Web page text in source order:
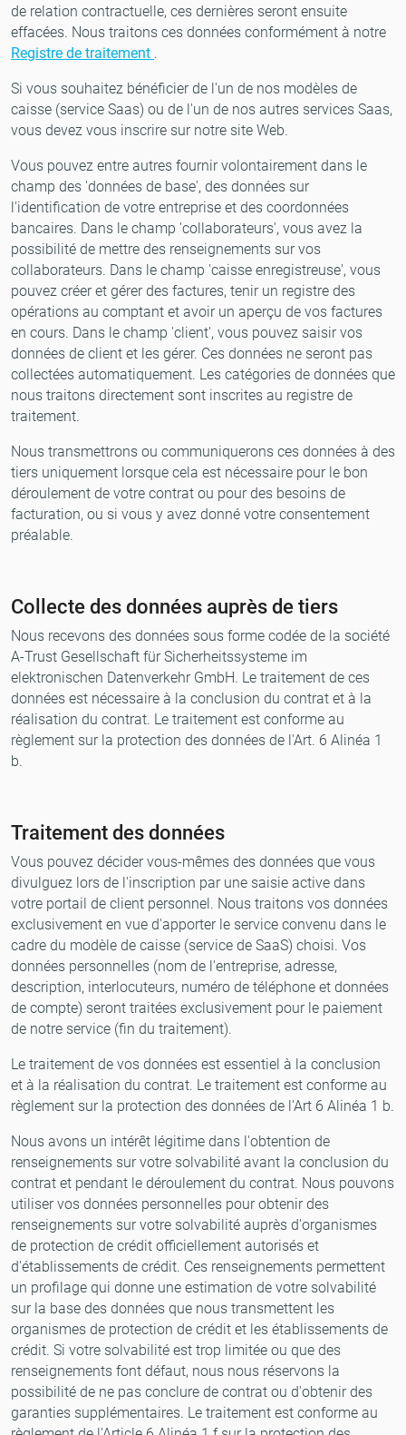
de relation contractuelle, ces dernières seront ensuite
effacées. Nous traitons ces données conformément à notre
Registre de traitement .
Si vous souhaitez bénéficier de l'un de nos modèles de
caisse (service Saas) ou de l'un de nos autres services Saas,
vous devez vous inscrire sur notre site Web.
Vous pouvez entre autres fournir volontairement dans le
champ des 'données de base', des données sur
l'identification de votre entreprise et des coordonnées
bancaires. Dans le champ 'collaborateurs', vous avez la
possibilité de mettre des renseignements sur vos
collaborateurs. Dans le champ 'caisse enregistreuse', vous
pouvez créer et gérer des factures, tenir un registre des
opérations au comptant et avoir un aperçu de vos factures
en cours. Dans le champ 'client', vous pouvez saisir vos
données de client et les gérer. Ces données ne seront pas
collectées automatiquement. Les catégories de données que
nous traitons directement sont inscrites au registre de
traitement.
Nous transmettrons ou communiquerons ces données à des
tiers uniquement lorsque cela est nécessaire pour le bon
déroulement de votre contrat ou pour des besoins de
facturation, ou si vous y avez donné votre consentement
préalable.
Collecte des données auprès de tiers
Nous recevons des données sous forme codée de la société
A-Trust Gesellschaft für Sicherheitssysteme im
elektronischen Datenverkehr GmbH. Le traitement de ces
données est nécessaire à la conclusion du contrat et à la
réalisation du contrat. Le traitement est conforme au
règlement sur la protection des données de l'Art. 6 Alinéa 1
b.
Traitement des données
Vous pouvez décider vous-mêmes des données que vous
divulguez lors de l'inscription par une saisie active dans
votre portail de client personnel. Nous traitons vos données
exclusivement en vue d'apporter le service convenu dans le
cadre du modèle de caisse (service de SaaS) choisi. Vos
données personnelles (nom de l'entreprise, adresse,
description, interlocuteurs, numéro de téléphone et données
de compte) seront traitées exclusivement pour le paiement
de notre service (fin du traitement).
Le traitement de vos données est essentiel à la conclusion
et à la réalisation du contrat. Le traitement est conforme au
règlement sur la protection des données de l'Art 6 Alinéa 1 b.
Nous avons un intérêt légitime dans l'obtention de
renseignements sur votre solvabilité avant la conclusion du
contrat et pendant le déroulement du contrat. Nous pouvons
utiliser vos données personnelles pour obtenir des
renseignements sur votre solvabilité auprès d'organismes
de protection de crédit officiellement autorisés et
d'établissements de crédit. Ces renseignements permettent
un profilage qui donne une estimation de votre solvabilité
sur la base des données que nous transmettent les
organismes de protection de crédit et les établissements de
crédit. Si votre solvabilité est trop limitée ou que des
renseignements font défaut, nous nous réservons la
possibilité de ne pas conclure de contrat ou d'obtenir des
garanties supplémentaires. Le traitement est conforme au